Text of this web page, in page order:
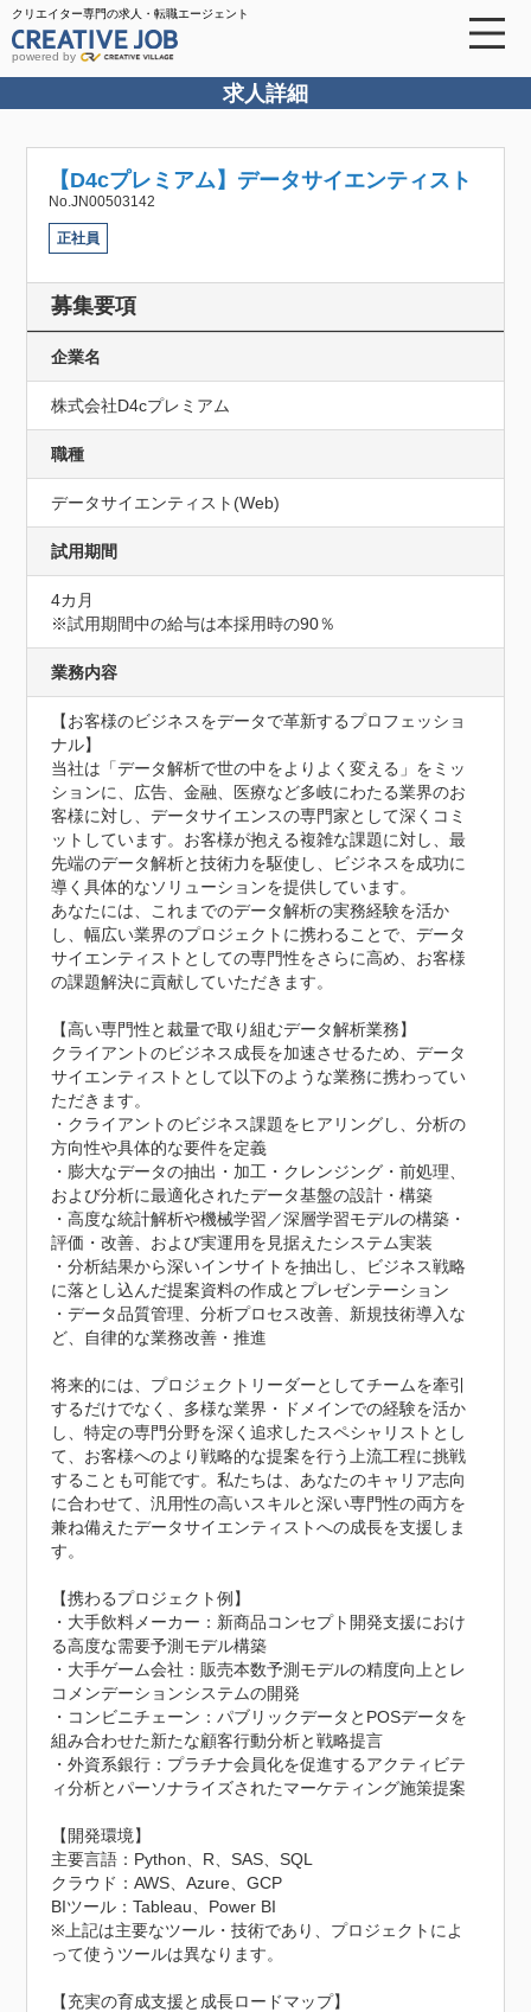
クリエイター専門の求人・転職エージェント
powered by
求人詳細
【D4cプレミアム】データサイエンティスト
No.JN00503142
正社員
募集要項
企業名
株式会社D4cプレミアム
職種
データサイエンティスト(Web)
試用期間
4カ月
※試用期間中の給与は本採用時の90％
業務内容
【お客様のビジネスをデータで革新するプロフェッショ
ナル】
当社は「データ解析で世の中をよりよく変える」をミッ
ションに、広告、金融、医療など多岐にわたる業界のお
客様に対し、データサイエンスの専門家として深くコミ
ットしています。お客様が抱える複雑な課題に対し、最
先端のデータ解析と技術力を駆使し、ビジネスを成功に
導く具体的なソリューションを提供しています。
あなたには、これまでのデータ解析の実務経験を活か
し、幅広い業界のプロジェクトに携わることで、データ
サイエンティストとしての専門性をさらに高め、お客様
の課題解決に貢献していただきます。
【高い専門性と裁量で取り組むデータ解析業務】
クライアントのビジネス成長を加速させるため、データ
サイエンティストとして以下のような業務に携わってい
ただきます。
・クライアントのビジネス課題をヒアリングし、分析の
方向性や具体的な要件を定義
・膨大なデータの抽出・加工・クレンジング・前処理、
および分析に最適化されたデータ基盤の設計・構築
・高度な統計解析や機械学習／深層学習モデルの構築・
評価・改善、および実運用を見据えたシステム実装
・分析結果から深いインサイトを抽出し、ビジネス戦略
に落とし込んだ提案資料の作成とプレゼンテーション
・データ品質管理、分析プロセス改善、新規技術導入な
ど、自律的な業務改善・推進
将来的には、プロジェクトリーダーとしてチームを牽引
するだけでなく、多様な業界・ドメインでの経験を活か
し、特定の専門分野を深く追求したスペシャリストとし
て、お客様へのより戦略的な提案を行う上流工程に挑戦
することも可能です。私たちは、あなたのキャリア志向
に合わせて、汎用性の高いスキルと深い専門性の両方を
兼ね備えたデータサイエンティストへの成長を支援しま
す。
【携わるプロジェクト例】
・大手飲料メーカー：新商品コンセプト開発支援におけ
る高度な需要予測モデル構築
・大手ゲーム会社：販売本数予測モデルの精度向上とレ
コメンデーションシステムの開発
・コンビニチェーン：パブリックデータとPOSデータを
組み合わせた新たな顧客行動分析と戦略提言
・外資系銀行：プラチナ会員化を促進するアクティビテ
ィ分析とパーソナライズされたマーケティング施策提案
【開発環境】
主要言語：Python、R、SAS、SQL
クラウド：AWS、Azure、GCP
BIツール：Tableau、Power BI
※上記は主要なツール・技術であり、プロジェクトによ
って使うツールは異なります。
【充実の育成支援と成長ロードマップ】